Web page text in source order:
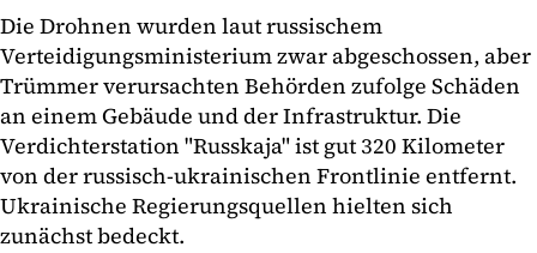
Die Drohnen wurden laut russischem
Verteidigungsministerium zwar abgeschossen, aber
Trümmer verursachten Behörden zufolge Schäden
an einem Gebäude und der Infrastruktur. Die
Verdichterstation "Russkaja" ist gut 320 Kilometer
von der russisch-ukrainischen Frontlinie entfernt.
Ukrainische Regierungsquellen hielten sich
zunächst bedeckt.